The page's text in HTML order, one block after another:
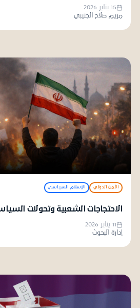
15 يناير 2026
مريم صلاح الجنيبي
الأمن الدولي الإسلام السياسي
الاحتجاجات الشعبية وتحولات
11 يناير 2026
إدارة البحوث